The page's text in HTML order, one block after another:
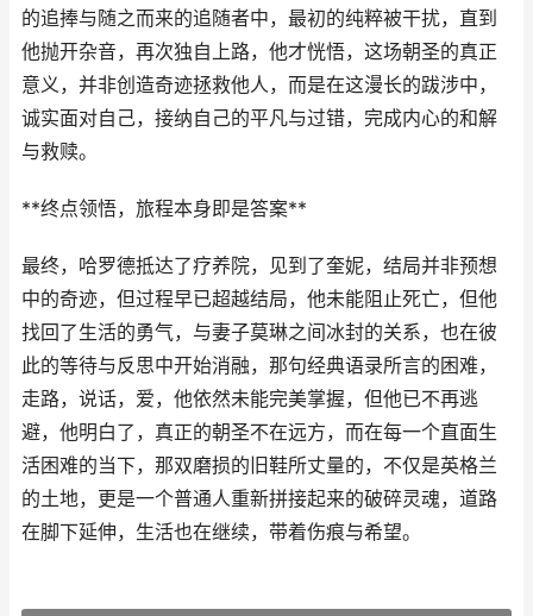
的追捧与随之而来的追随者中，最初的纯粹被干扰，直到
他抛开杂音，再次独自上路，他才恍悟，这场朝圣的真正
意义，并非创造奇迹拯救他人，而是在这漫长的跋涉中，
诚实面对自己，接纳自己的平凡与过错，完成内心的和解
与救赎。
**终点领悟，旅程本身即是答案**
最终，哈罗德抵达了疗养院，见到了奎妮，结局并非预想
中的奇迹，但过程早已超越结局，他未能阻止死亡，但他
找回了生活的勇气，与妻子莫琳之间冰封的关系，也在彼
此的等待与反思中开始消融，那句经典语录所言的困难，
走路，说话，爱，他依然未能完美掌握，但他已不再逃
避，他明白了，真正的朝圣不在远方，而在每一个直面生
活困难的当下，那双磨损的旧鞋所丈量的，不仅是英格兰
的土地，更是一个普通人重新拼接起来的破碎灵魂，道路
在脚下延伸，生活也在继续，带着伤痕与希望。